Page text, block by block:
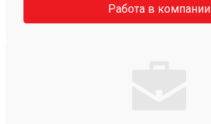
Работа в компании